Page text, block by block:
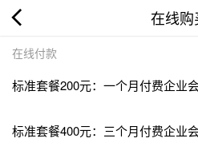
在线购
在线付款
标准套餐200元：一个月付费企业
标准套餐400元：三个月付费企业